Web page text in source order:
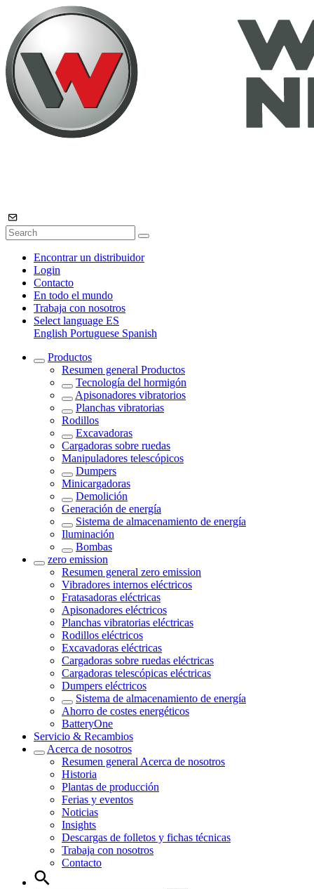
Encontrar un distribuidor
Login
Contacto
En todo el mundo
Trabaja con nosotros
Select language ES
English Portuguese Spanish
Productos
Resumen general Productos
Tecnología del hormigón
Apisonadores vibratorios
Planchas vibratorias
Rodillos
Excavadoras
Cargadoras sobre ruedas
Manipuladores telescópicos
Dumpers
Minicargadoras
Demolición
Generación de energía
Sistema de almacenamiento de energía
Iluminación
Bombas
zero emission
Resumen general zero emission
Vibradores internos eléctricos
Fratasadoras eléctricas
Apisonadores eléctricos
Planchas vibratorias eléctricas
Rodillos eléctricos
Excavadoras eléctricas
Cargadoras sobre ruedas eléctricas
Cargadoras telescópicas eléctricas
Dumpers eléctricos
Sistema de almacenamiento de energía
Ahorro de costes energéticos
BatteryOne
Servicio & Recambios
Acerca de nosotros
Resumen general Acerca de nosotros
Historia
Plantas de producción
Ferias y eventos
Noticias
Insights
Descargas de folletos y fichas técnicas
Trabaja con nosotros
Contacto